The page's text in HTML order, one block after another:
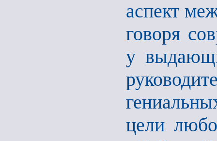
аспект
говоря
у
цели